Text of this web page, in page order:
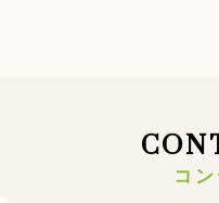
コ